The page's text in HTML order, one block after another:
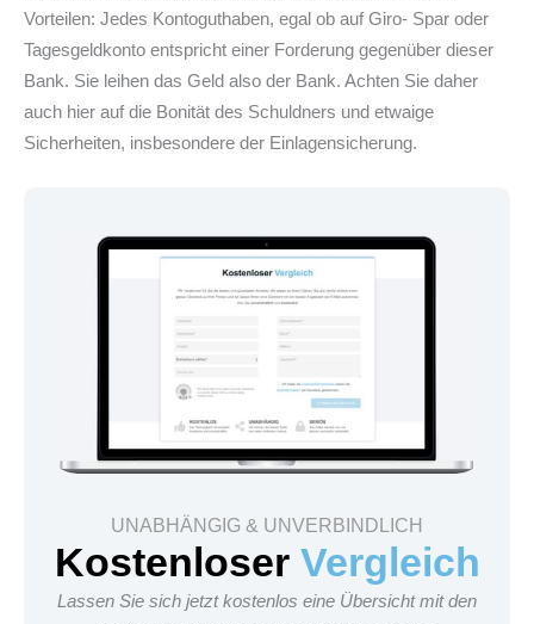
Vorteilen: Jedes Kontoguthaben, egal ob auf Giro- Spar oder
Tagesgeldkonto entspricht einer Forderung gegenüber dieser
Bank. Sie leihen das Geld also der Bank. Achten Sie daher
auch hier auf die Bonität des Schuldners und etwaige
Sicherheiten, insbesondere der Einlagensicherung.
UNABHÄNGIG & UNVERBINDLICH
Kostenloser Vergleich
Lassen Sie sich jetzt kostenlos eine Übersicht mit den